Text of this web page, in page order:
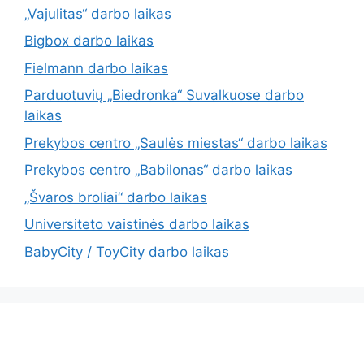
„Vajulitas“ darbo laikas
Bigbox darbo laikas
Fielmann darbo laikas
Parduotuvių „Biedronka“ Suvalkuose darbo
laikas
Prekybos centro „Saulės miestas“ darbo laikas
Prekybos centro „Babilonas“ darbo laikas
„Švaros broliai“ darbo laikas
Universiteto vaistinės darbo laikas
BabyCity / ToyCity darbo laikas